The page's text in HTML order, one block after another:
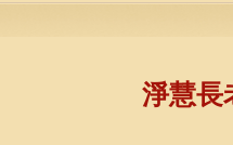
淨慧長